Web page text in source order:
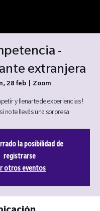
-
extranjera
28 feb
  |
Zoom
y llenarte de experiencias !
no te llevás una sorpresa
la posibilidad de
registrarse
otros eventos